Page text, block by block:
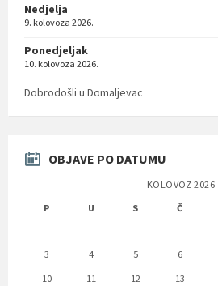
Nedjelja
9. kolovoza 2026.
Ponedjeljak
10. kolovoza 2026.
Dobrodošli u Domaljevac
OBJAVE PO DATUMU
KOLOVOZ 2026
P
U S Č
3
4 5 6
10
11 12 13